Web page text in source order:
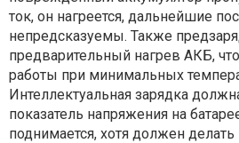
ток, он нагреется, дальнейшие
непредсказуемы. Также
предварительный нагрев АКБ,
работы при минимальных
Интеллектуальная зарядка
показатель напряжения на
поднимается, хотя должен